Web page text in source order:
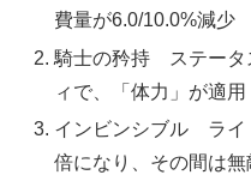
費量が6.0/10.0%減少
騎士の矜持 ステータ
ィで、「体力」が適用
インビンシブル ライ
倍になり、その間は無